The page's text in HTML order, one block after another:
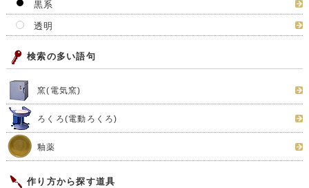
黒系
透明
検索の多い語句
窯(電気窯)
ろくろ(電動ろくろ)
釉薬
作り方から探す道具